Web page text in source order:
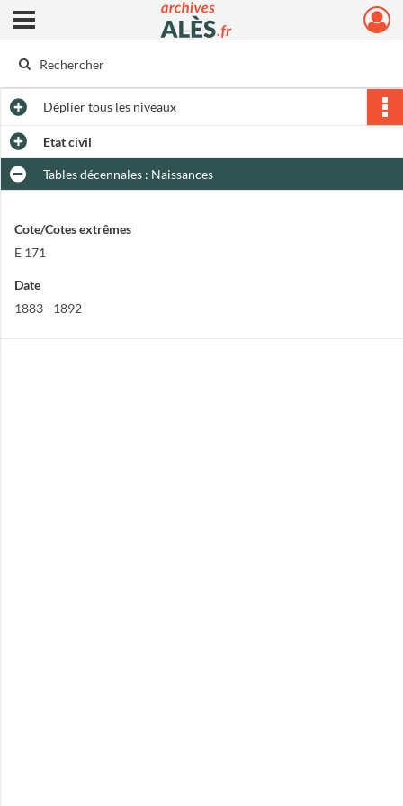
Archives municipales d'Alès
Ouvrir le menu déroulant
Dépliertous les niveaux
Etat civil
Tables décennales : Naissances
Cote/Cotes extrêmes
E 171
Date
1883 - 1892